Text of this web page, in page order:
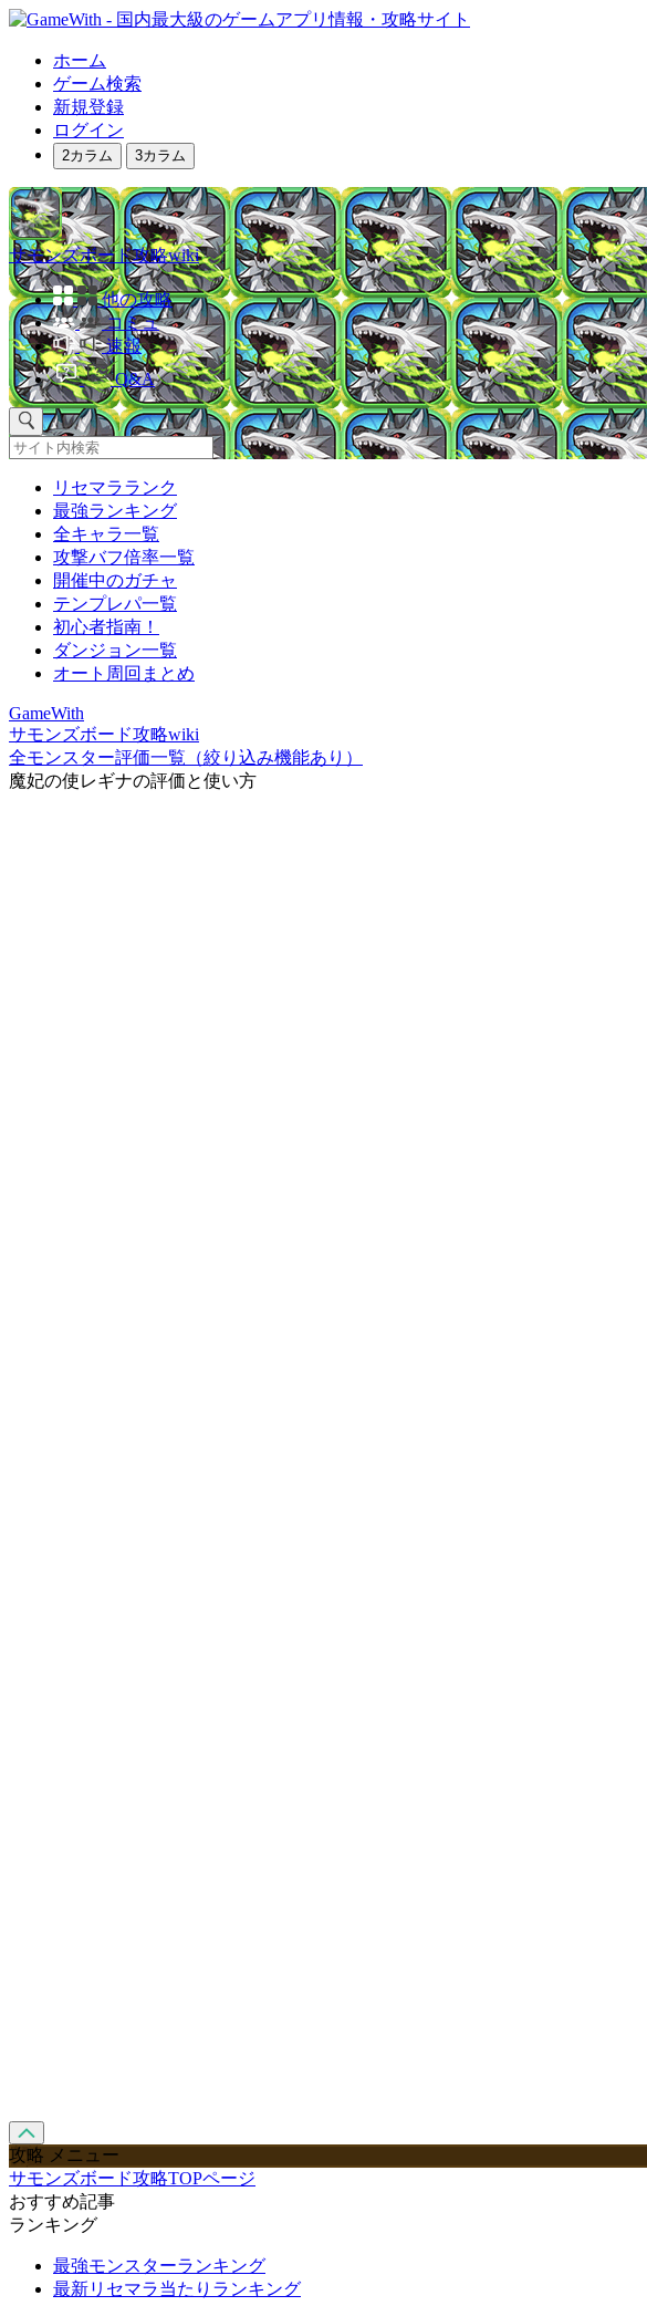
ホーム
ゲーム検索
新規登録
ログイン
2カラム 3カラム
サモンズボード攻略wiki
他の攻略
コミュ
速報
Q&A
リセマラランク
最強ランキング
全キャラ一覧
攻撃バフ倍率一覧
開催中のガチャ
テンプレパ一覧
初心者指南！
ダンジョン一覧
オート周回まとめ
GameWith
サモンズボード攻略wiki
全モンスター評価一覧（絞り込み機能あり）
魔妃の使レギナの評価と使い方
攻略 メニュー
サモンズボード攻略TOPページ
おすすめ記事
ランキング
最強モンスターランキング
最新リセマラ当たりランキング